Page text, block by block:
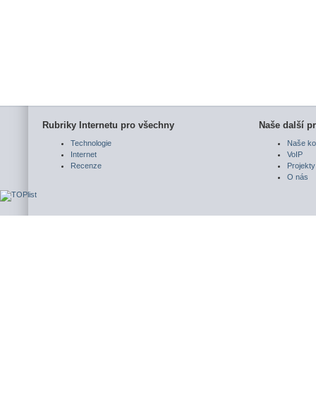
Rubriky Internetu pro všechny
Technologie
Internet
Recenze
Naše další
Naše
VoIP
Projekty
O nás